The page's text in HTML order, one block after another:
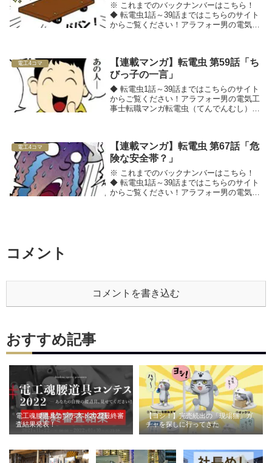
※ これまでのバックナンバーはこちら！
◆ 転電虫1話～39話まではこちらのサイト
からご覧ください！アラフォー男の電気工
電工4コマ
【連載マンガ】転電虫 第59話「ち
びっ子の一言」
◆ 転電虫1話～39話まではこちらのサイト
からご覧ください！アラフォー男の電気工
事士転職マンガ転電虫（てんでんむし）□■
電工4コマ
【連載マンガ】転電虫 第67話「危
険な安全帯？」
※ これまでのバックナンバーはこちら！
◆ 転電虫1話～39話まではこちらのサイト
からご覧ください！アラフォー男の電気工
コメント
コメントを書き込む
おすすめ記事
電工魂腰道具コンテスト2022最終審
査結果発表！
【ヨシ！】完売続出の「現場猫」ガ
チャを探しに行ってきた